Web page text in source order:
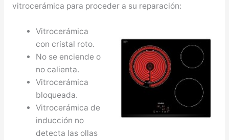
vitrocerámica para proceder a su reparación:
Vitrocerámica
con cristal roto.
No se enciende o
no calienta.
Vitrocerámica
bloqueada.
Vitrocerámica de
inducción no
detecta las ollas